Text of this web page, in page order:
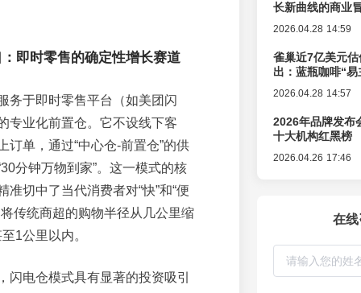
即时零售的确定性增长赛道
务于即时零售平台（如美团闪
专业化前置仓。它不设线下客
订单，通过“中心仓-前置仓”的供
分钟万物到家”。这一模式的核
准切中了当代消费者对“快”和“便
传统商超的购物半径从几公里缩
1公里以内。
闪电仓模式具有显著的投资吸引
长新曲线的商业
2026.04.28 14:59
雀巢近7亿美元
出：蓝瓶咖啡“
2026.04.28 14:57
2026年品牌发布
十大机构红黑榜
2026.04.26 17:46
在